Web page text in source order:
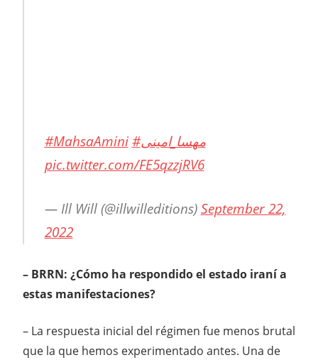
#MahsaAmini
#مهسا_امینی
pic.twitter.com/FE5qzzjRV6
— Ill Will (@illwilleditions)September 22,
2022
– BRRN: ¿Cómo ha respondido el estado iraní a
estas manifestaciones?
– La respuesta inicial del régimen fue menos brutal
que la que hemos experimentado antes. Una de